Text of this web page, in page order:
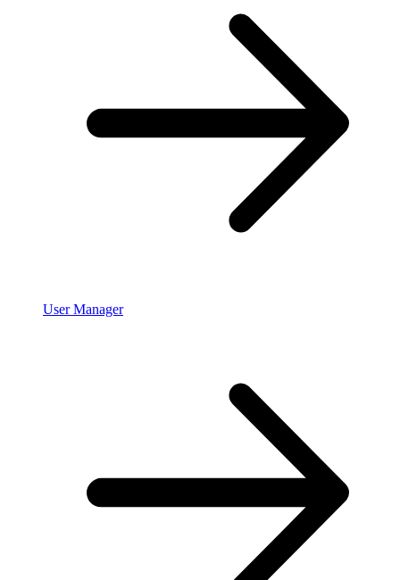
User Manager